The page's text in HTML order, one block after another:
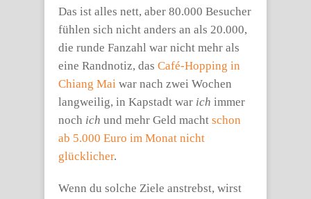
Das ist alles nett, aber 80.000 Besucher
fühlen sich nicht anders an als 20.000,
die runde Fanzahl war nicht mehr als
eine Randnotiz, das Café-Hopping in
Chiang Mai war nach zwei Wochen
langweilig, in Kapstadt war ich immer
noch ich und mehr Geld macht schon
ab 5.000 Euro im Monat nicht
glücklicher.
Wenn du solche Ziele anstrebst, wirst